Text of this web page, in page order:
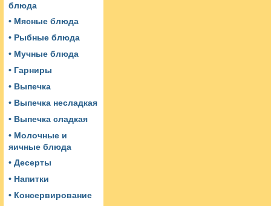
блюда
• Мясные блюда
• Рыбные блюда
• Мучные блюда
• Гарниры
• Выпечка
• Выпечка несладкая
• Выпечка сладкая
• Молочные и
яичные блюда
• Десерты
• Напитки
• Консервирование